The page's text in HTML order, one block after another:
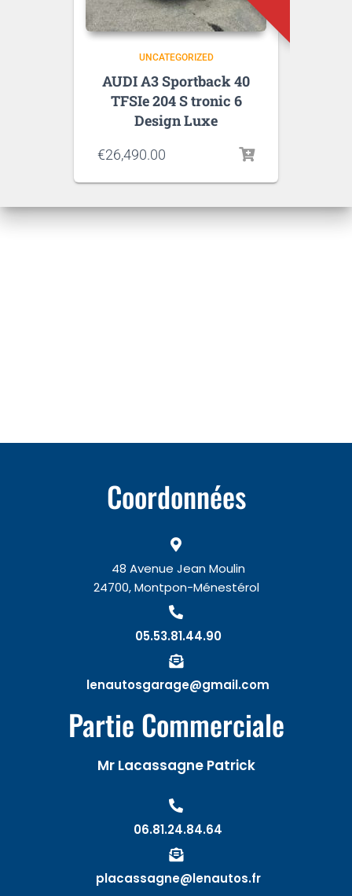
UNCATEGORIZED
AUDI A3 Sportback 40
TFSIe 204 S tronic 6
Design Luxe
€26,490.00
Coordonnées
48 Avenue Jean Moulin
24700, Montpon-Ménestérol
05.53.81.44.90
lenautosgarage@gmail.com
Partie Commerciale
Mr Lacassagne Patrick
06.81.24.84.64
placassagne@lenautos.fr